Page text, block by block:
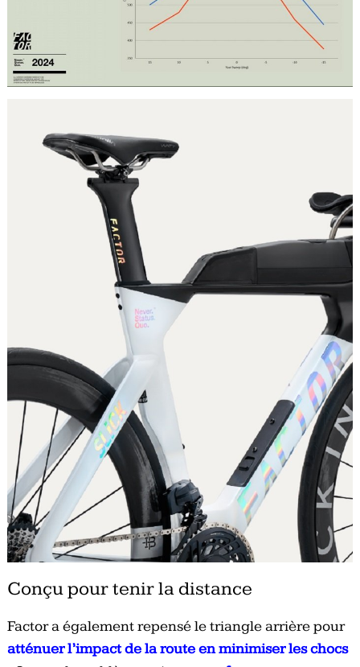
Conçu pour tenir la distance
Factor a également repensé le triangle arrière pour
atténuer l’impact de la route en minimiser les chocs